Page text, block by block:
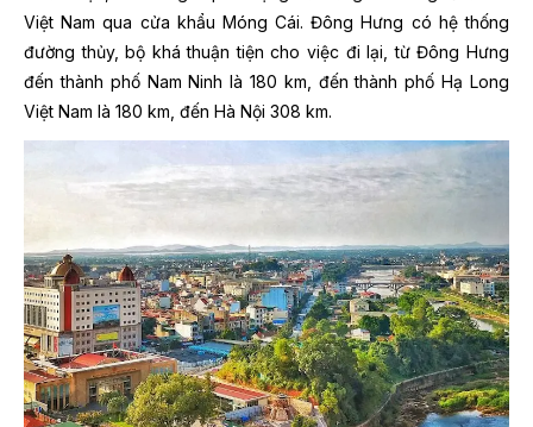
Việt Nam qua cửa khẩu Móng Cái. Đông Hưng có hệ thống
đường thủy, bộ khá thuận tiện cho việc đi lại, từ Đông Hưng
đến thành phố Nam Ninh là 180 km, đến thành phố Hạ Long
Việt Nam là 180 km, đến Hà Nội 308 km.